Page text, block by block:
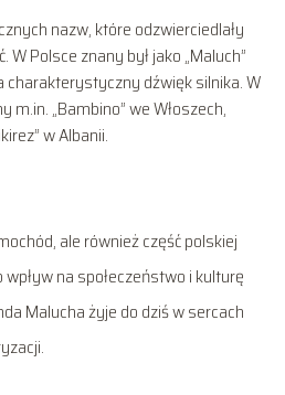
nazw, które odzwierciedlały
Polsce znany był jako „Maluch”
charakterystyczny dźwięk silnika. W
m.in. „Bambino” we Włoszech,
w Albanii.
ale również część polskiej
na społeczeństwo i kulturę
Malucha żyje do dziś w sercach